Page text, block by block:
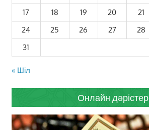
17
18 19 20 21
24
25 26 27 28
31
« Шіл
Онлайн дәрістер